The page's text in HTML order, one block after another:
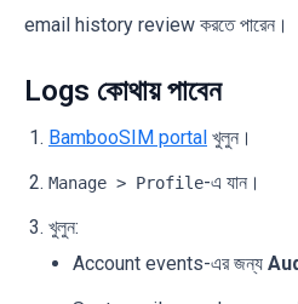
email history review করতে পারেন।
Logs কোথায় পাবেন
BambooSIM portal খুলুন।
Manage > Profile-এ যান।
খুলুন:
Account events-এর জন্য